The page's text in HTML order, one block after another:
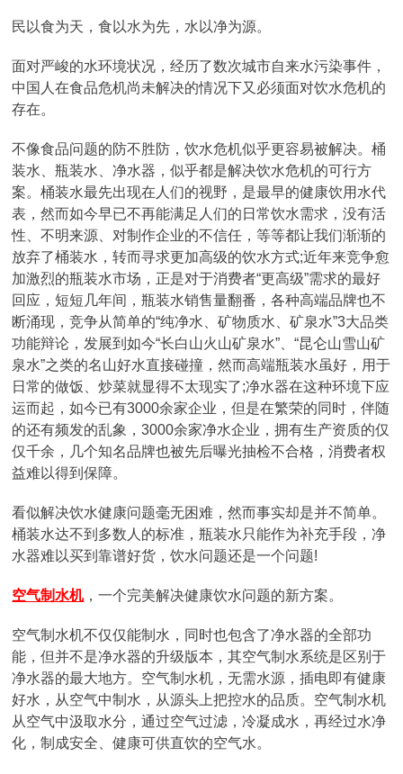
民以食为天，食以水为先，水以净为源。
面对严峻的水环境状况，经历了数次城市自来水污染事件，
中国人在食品危机尚未解决的情况下又必须面对饮水危机的
存在。
不像食品问题的防不胜防，饮水危机似乎更容易被解决。桶
装水、瓶装水、净水器，似乎都是解决饮水危机的可行方
案。桶装水最先出现在人们的视野，是最早的健康饮用水代
表，然而如今早已不再能满足人们的日常饮水需求，没有活
性、不明来源、对制作企业的不信任，等等都让我们渐渐的
放弃了桶装水，转而寻求更加高级的饮水方式;近年来竞争愈
加激烈的瓶装水市场，正是对于消费者“更高级”需求的最好
回应，短短几年间，瓶装水销售量翻番，各种高端品牌也不
断涌现，竞争从简单的“纯净水、矿物质水、矿泉水”3大品类
功能辩论，发展到如今“长白山火山矿泉水”、“昆仑山雪山矿
泉水”之类的名山好水直接碰撞，然而高端瓶装水虽好，用于
日常的做饭、炒菜就显得不太现实了;净水器在这种环境下应
运而起，如今已有3000余家企业，但是在繁荣的同时，伴随
的还有频发的乱象，3000余家净水企业，拥有生产资质的仅
仅千余，几个知名品牌也被先后曝光抽检不合格，消费者权
益难以得到保障。
看似解决饮水健康问题毫无困难，然而事实却是并不简单。
桶装水达不到多数人的标准，瓶装水只能作为补充手段，净
水器难以买到靠谱好货，饮水问题还是一个问题!
空气制水机，一个完美解决健康饮水问题的新方案。
空气制水机不仅仅能制水，同时也包含了净水器的全部功
能，但并不是净水器的升级版本，其空气制水系统是区别于
净水器的最大地方。空气制水机，无需水源，插电即有健康
好水，从空气中制水，从源头上把控水的品质。空气制水机
从空气中汲取水分，通过空气过滤，冷凝成水，再经过水净
化，制成安全、健康可供直饮的空气水。